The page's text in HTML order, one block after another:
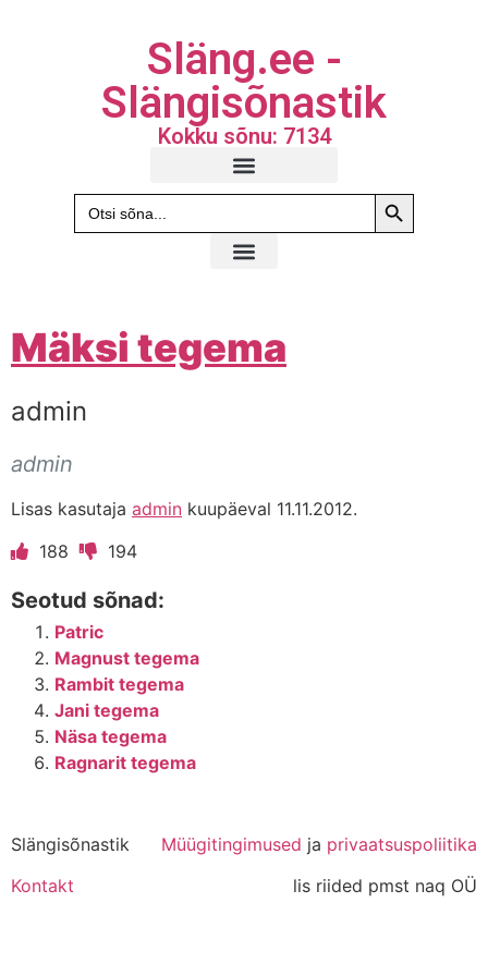
Släng.ee -
Slängisõnastik
Kokku sõnu: 7134
Search
for:
Search
Mäksi tegema
admin
admin
Lisas kasutaja admin kuupäeval 11.11.2012.
188
194
Seotud sõnad:
Patric
Magnust tegema
Rambit tegema
Jani tegema
Näsa tegema
Ragnarit tegema
Slängisõnastik Müügitingimused ja privaatsuspoliitika
Kontakt
lis riided pmst naq OÜ